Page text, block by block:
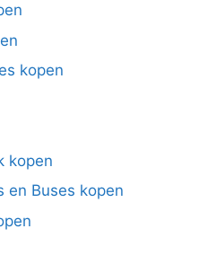
kopen
kopen
en Buses kopen